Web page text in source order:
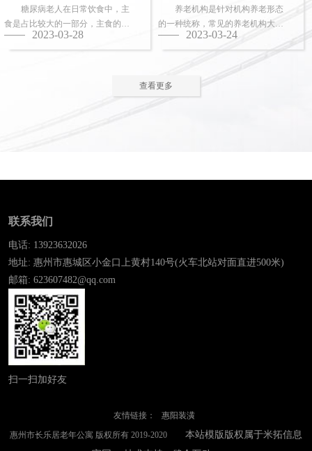
糖尿病老人在日常饮食中，主
食是占比较大的一部分，主食的选
择对控制血糖水平至关重要。那
么，糖尿病老...
2023-03-28
养老机构是针对机构养老形态
的一种统称，常见的养老机构大致
有这些类型：养老社区、老年公
寓、养老院、...
2023-03-24
查看更多
联系我们
电话: 13923632026
地址: 惠州市惠城区小金口上黄村140号(火车北站对面直进500米)
邮箱: 623607482@qq.com
扫一扫加好友
友情链接：
惠阳装潢
惠州市长乐居老年公寓 版权所有 2019-2020
本站模版版权属于米拓信息